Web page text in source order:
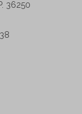
36250